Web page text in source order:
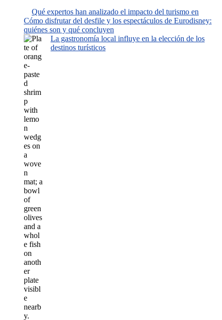
Qué expertos han analizado el impacto del turismo en
Cómo disfrutar del desfile y los espectáculos de Eurodisney:
quiénes son y qué concluyen
La gastronomía local influye en la elección de los
destinos turísticos